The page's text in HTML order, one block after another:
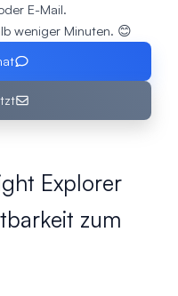
E-Mail.
weniger Minuten. 😊
Explorer
zum